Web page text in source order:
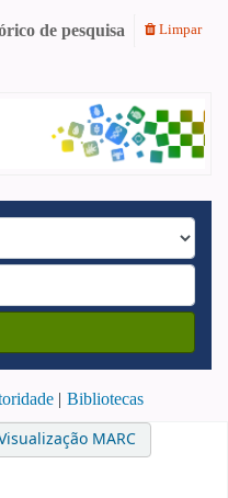
de pesquisa Limpar
Bibliotecas
MARC